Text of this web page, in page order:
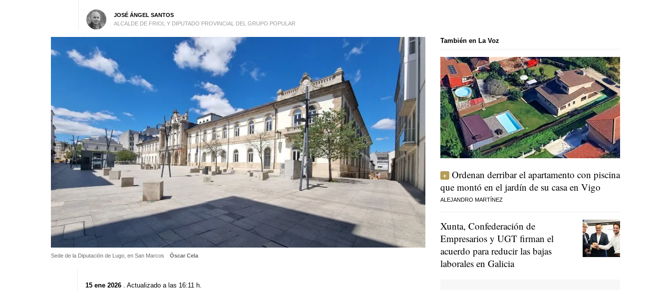
JOSÉ ÁNGEL SANTOS
ALCALDE DE FRIOL Y DIPUTADO PROVINCIAL DEL GRUPO POPULAR
Sede de la Diputación de Lugo, en San Marcos Óscar Cela
15 ene 2026. Actualizado a las 16:11 h.
También en La Voz
Ordenan derribar el apartamento con piscina
que montó en el jardín de su casa en Vigo
ALEJANDRO MARTÍNEZ
Xunta, Confederación de
Empresarios y UGT firman el
acuerdo para reducir las bajas
laborales en Galicia